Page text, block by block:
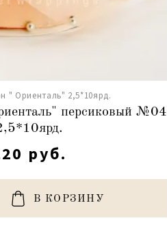
" Ориенталь" 2,5*10ярд.
персиковый №04
руб.
В КОРЗИНУ